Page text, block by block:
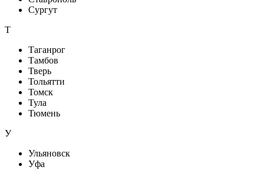
Сургут
Т
Таганрог
Тамбов
Тверь
Тольятти
Томск
Тула
Тюмень
У
Ульяновск
Уфа